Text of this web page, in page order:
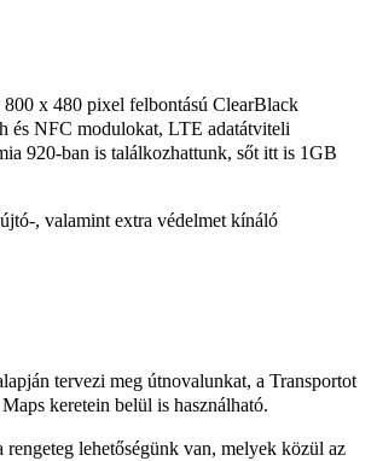
x 480 pixel felbontású ClearBlack
és NFC modulokat, LTE adatátviteli
920-ban is találkozhattunk, sőt itt is 1GB
, valamint extra védelmet kínáló
tervezi meg útnovalunkat, a Transportot
keretein belül is használható.
lehetőségünk van, melyek közül az